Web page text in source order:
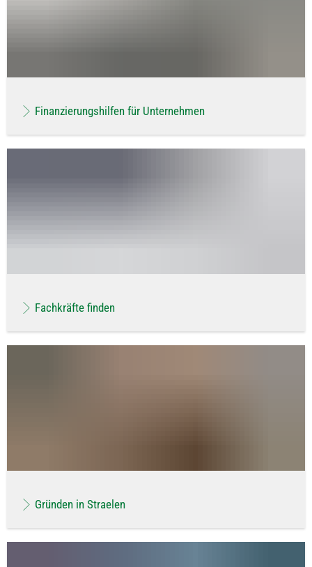
Finanzierungshilfen für Unternehmen
Fachkräfte finden
Gründen in Straelen